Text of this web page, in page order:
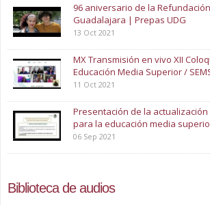
96 aniversario de la
Guadalajara | Prepas UDG
13 Oct 2021
MX Transmisión en vivo XII
Educación Media Superior /
11 Oct 2021
Presentación de la
para la educación media
06 Sep 2021
Biblioteca de audios